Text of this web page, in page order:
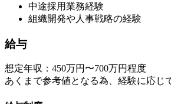
中途採用業務経験
組織開発や人事戦略の経験
給与
想定年収：450万円〜700万円程度
あくまで参考値となる為、経験に応じ